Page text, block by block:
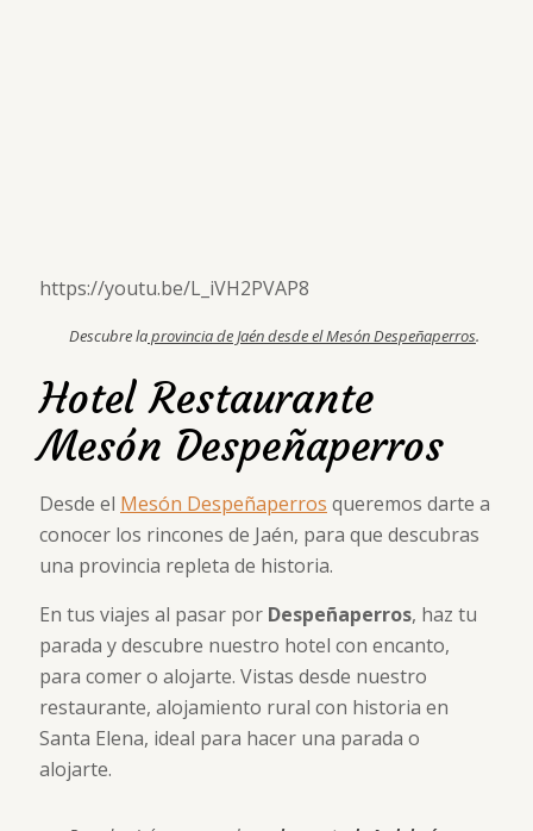
https://youtu.be/L_iVH2PVAP8
Descubre laprovincia de Jaén desde el Mesón Despeñaperros.
Hotel Restaurante
Mesón Despeñaperros
Desde el Mesón Despeñaperros queremos darte a
conocer los rincones de Jaén, para que descubras
una provincia repleta de historia.
En tus viajes al pasar por Despeñaperros, haz tu
parada y descubre nuestro hotel con encanto,
para comer o alojarte. Vistas desde nuestro
restaurante, alojamiento rural con historia en
Santa Elena, ideal para hacer una parada o
alojarte.